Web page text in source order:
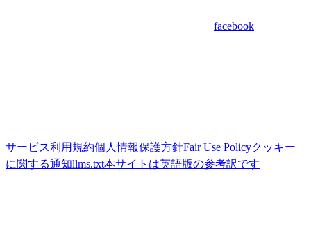
facebook
サービス利用規約個人情報保護方針Fair Use Policyクッキー
に関する通知llms.txt本サイトは英語版の参考訳です